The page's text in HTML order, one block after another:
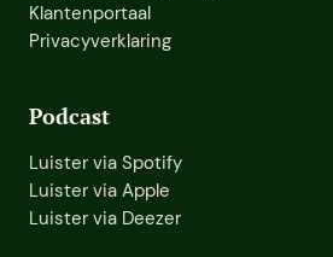
Klantenportaal
Privacyverklaring
Podcast
Luister via Spotify
Luister via Apple
Luister via Deezer